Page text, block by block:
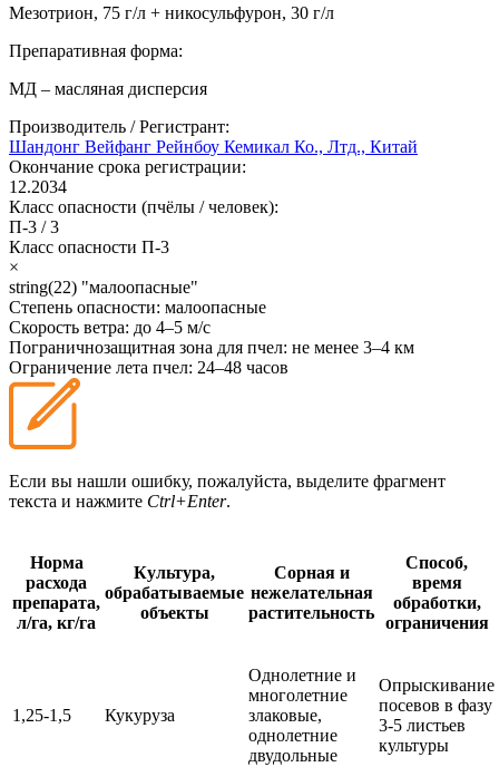
Мезотрион, 75 г/л + никосульфурон, 30 г/л
Препаративная форма:
МД – масляная дисперсия
Производитель / Регистрант:
Шандонг Вейфанг Рейнбоу Кемикал Ко., Лтд., Китай
Окончание срока регистрации:
12.2034
Класс опасности (пчёлы / человек):
П-3 /3
Класс опасности П-3
×
string(22) "малоопасные"
Степень опасности: малоопасные
Скорость ветра: до 4–5 м/с
Пограничнозащитная зона для пчел: не менее 3–4 км
Ограничение лета пчел: 24–48 часов
Если вы нашли ошибку, пожалуйста, выделите фрагмент
текста и нажмите Ctrl+Enter.
Норма
расхода
препарата,
л/га, кг/га
Культура,
обрабатываемые
объекты
Сорная и
нежелательная
растительность
Способ,
время
обработки,
ограничения
1,25-1,5 Кукуруза
Однолетние и
многолетние
злаковые,
однолетние
двудольные
Опрыскивание
посевов в фазу
3-5 листьев
культуры